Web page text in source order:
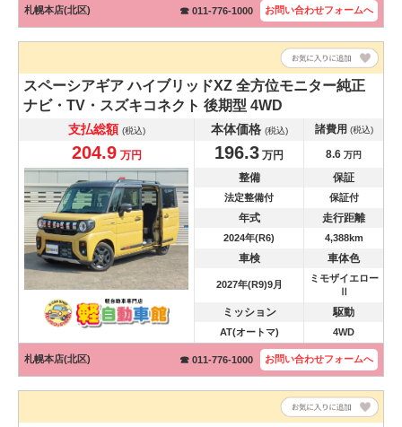
札幌本店(北区) ☎ 011-776-1000 お問い合わせフォームへ
スペーシアギアハイブリッドXZ 全方位モニター純正
ナビ・TV・スズキコネクト 後期型 4WD
支払総額 (税込) 本体価格 (税込) 諸費用 (税込)
204.9 万円 196.3 万円 8.6 万円
整備 保証
法定整備付 保証付
年式 走行距離
2024年(R6) 4,388km
車検 車体色
2027年(R9)9月
ミモザイエロー
Ⅱ
ミッション 駆動
AT(オートマ) 4WD
札幌本店(北区) ☎ 011-776-1000 お問い合わせフォームへ